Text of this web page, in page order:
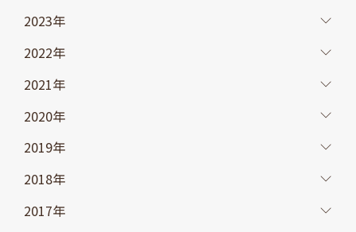
2023年
2022年
2021年
2020年
2019年
2018年
2017年